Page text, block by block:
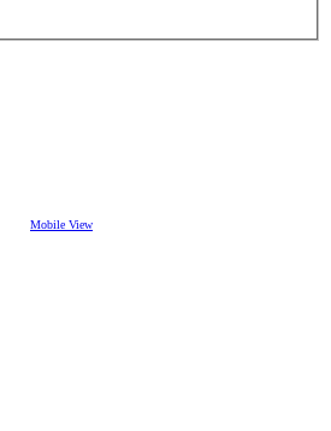
Mobile View